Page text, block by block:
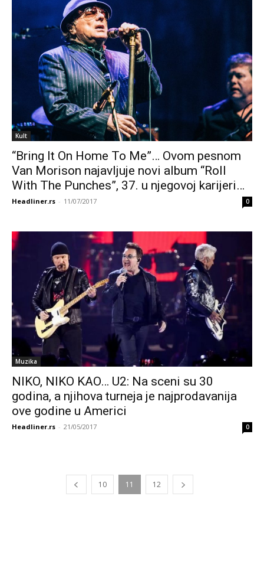
Kult
“Bring It On Home To Me”… Ovom pesnom
Van Morison najavljuje novi album “Roll
With The Punches”, 37. u njegovoj karijeri…
Headliner.rs - 11/07/2017 0
Muzika
NIKO, NIKO KAO… U2: Na sceni su 30
godina, a njihova turneja je najprodavanija
ove godine u Americi
Headliner.rs - 21/05/2017 0
10 11 12